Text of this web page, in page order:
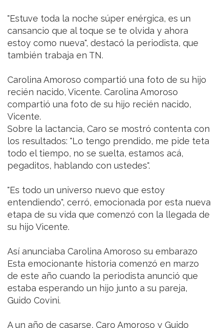
"Estuve toda la noche súper enérgica, es un
cansancio que al toque se te olvida y ahora
estoy como nueva", destacó la periodista, que
también trabaja en TN.
Carolina Amoroso compartió una foto de su hijo
recién nacido, Vicente. Carolina Amoroso
compartió una foto de su hijo recién nacido,
Vicente.
Sobre la lactancia, Caro se mostró contenta con
los resultados: "Lo tengo prendido, me pide teta
todo el tiempo, no se suelta, estamos acá,
pegaditos, hablando con ustedes".
"Es todo un universo nuevo que estoy
entendiendo", cerró, emocionada por esta nueva
etapa de su vida que comenzó con la llegada de
su hijo Vicente.
Así anunciaba Carolina Amoroso su embarazo
Esta emocionante historia comenzó en marzo
de este año cuando la periodista anunció que
estaba esperando un hijo junto a su pareja,
Guido Covini.
A un año de casarse, Caro Amoroso y Guido